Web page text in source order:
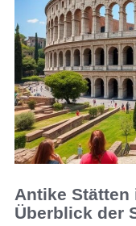
Antike Stätten
Überblick der